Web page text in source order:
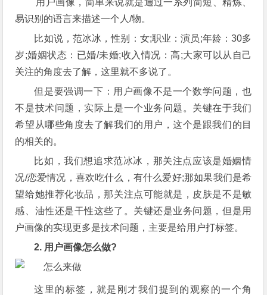
用户画像，简单来说就是通过一系列简短、精炼、
易识别的语言来描述一个人/物。
比如说，范冰冰，性别：女;职业：演员;年龄：30多
岁;婚姻状态：已婚/未婚;收入情况：高;大家可以从自己
关注的角度去了解，这里就不多说了。
但是要强调一下：用户画像不是一个数学问题，也
不是技术问题，实际上是一个业务问题。关键在于我们
希望从哪些角度去了解我们的用户，这个是跟我们的目
的相关的。
比如，我们想追求范冰冰，那关注点应该是婚姻情
况/恋爱情况，喜欢吃什么，有什么爱好;那如果我们是希
望给她推荐化妆品，那关注点可能就是，皮肤是不是敏
感、油性还是干性这些了。关键还是业务问题，但是用
户画像的实现更多是技术问题，主要是给用户打标签。
2. 用户画像怎么做?
这里的标签，就是刚才我们提到的观察的一个角